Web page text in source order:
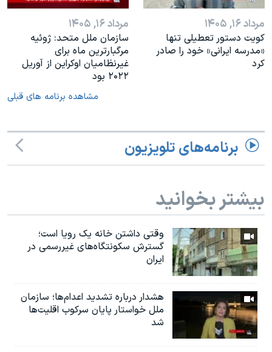
مرداد ۱۶, ۱۴۰۵
کویت دستور تعطیلی تنها
«مدرسه ایرانی» خود را صادر
کرد
مرداد ۱۶, ۱۴۰۵
سازمان ملل متحد: ژوئیه
مرگبارترین ماه برای
غیرنظامیان اوکراین از آوریل
۲۰۲۲ بود
مشاهده برنامه های قبلی
برنامه‌های تلویزیون
بیشتر بخوانید
وقتی داشتن خانه یک رویا است؛
گسترش سکونتگاه‌های غیررسمی در
ایران
هشدار درباره تشدید اعدام‌ها؛ سازمان
ملل خواستار پایان سرکوب اقلیت‌ها
شد